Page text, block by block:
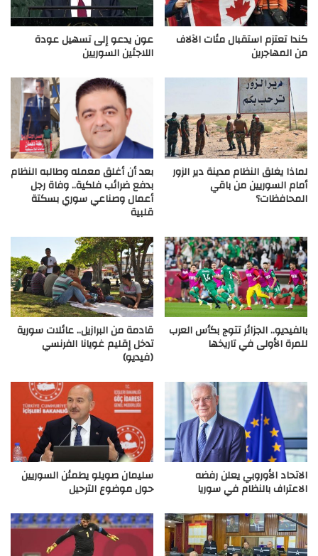
كندا تعتزم استقبال مئات الآلاف
من المهاجرين
عون يدعو إلى تسهيل عودة
اللاجئين السوريين
لماذا يغلق النظام مدينة دير الزور
أمام السوريين من باقي
المحافظات؟
بعد أن أغلق معمله وطالبه النظام
بدفع ضرائب فلكية.. وفاة رجل
أعمال وصناعي سوري بسكتة
قلبية
بالفيديو.. الجزائر تتوج بكأس العرب
للمرة الأولى في تاريخها
قادمة من البرازيل.. عائلات سورية
تدخل إقليم غويانا الفرنسي
(فيديو)
الاتحاد الأوروبي يعلن رفضه
الاعتراف بالنظام في سوريا
سليمان صويلو يطمئن السوريين
حول موضوع الترحيل